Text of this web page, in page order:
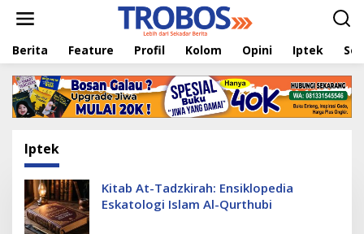
t
Berita Feature Profil Kolom Opini Iptek
Iptek
Kitab At-Tadzkirah: Ensiklopedia
Eskatologi Islam Al-Qurthubi